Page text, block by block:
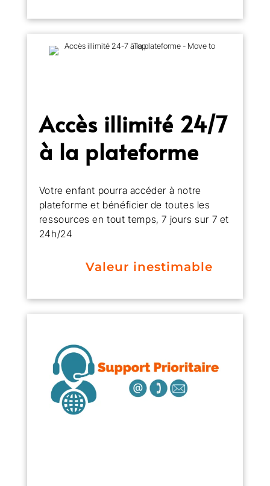
Accès illimité 24/7
à la plateforme
Votre enfant pourra accéder à notre
plateforme et bénéficier de toutes les
ressources en tout temps, 7 jours sur 7 et
24h/24
Valeur inestimable